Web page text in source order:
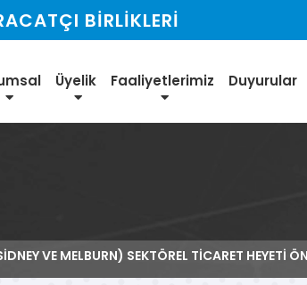
BİRLİKLERİ
Üyelik Faaliyetlerimiz Duyurular
VE MELBURN) SEKTÖREL TİCARET HEYETİ